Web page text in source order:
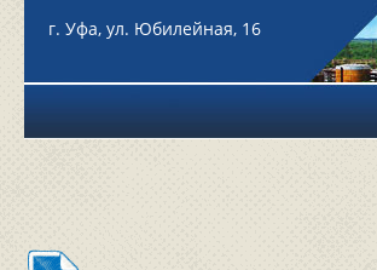
г. Уфа, ул. Юбилейная, 16